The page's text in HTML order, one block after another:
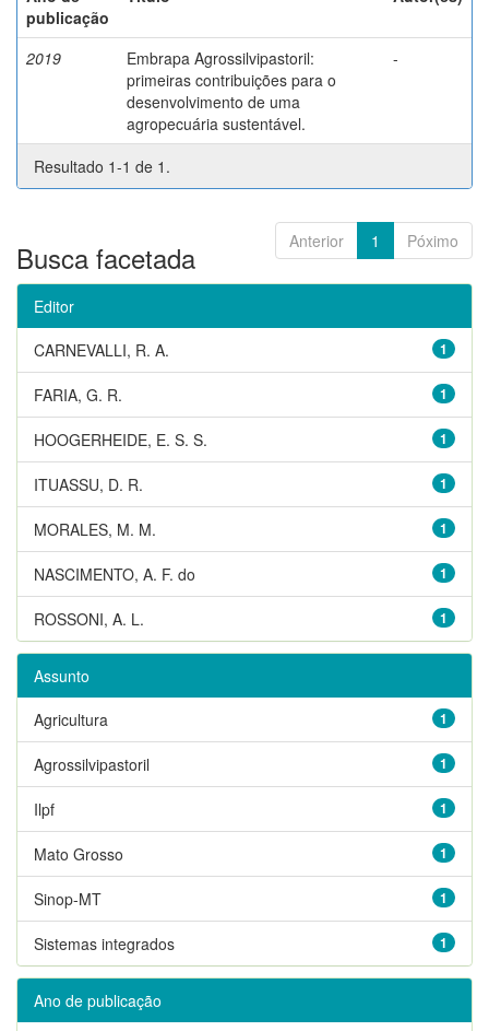
publicação
2019
Embrapa Agrossilvipastoril:
primeiras contribuições para o
desenvolvimento de uma
agropecuária sustentável.
-
Resultado 1-1 de 1.
Anterior 1 Póximo
Busca facetada
Editor
1
CARNEVALLI, R. A.
1
FARIA, G. R.
1
HOOGERHEIDE, E. S. S.
1
ITUASSU, D. R.
1
MORALES, M. M.
1
NASCIMENTO, A. F. do
1
ROSSONI, A. L.
Assunto
1
Agricultura
1
Agrossilvipastoril
1
Ilpf
1
Mato Grosso
1
Sinop-MT
1
Sistemas integrados
Ano de publicação